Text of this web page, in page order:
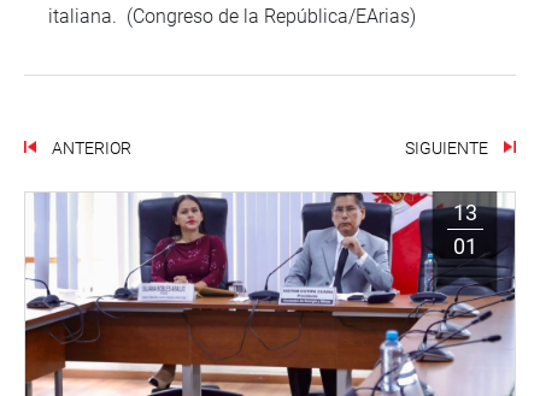
italiana. (Congreso de la República/EArias)
ANTERIOR SIGUIENTE
13
01